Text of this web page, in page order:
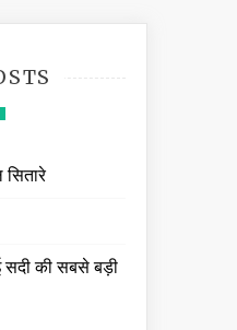
सदी की सबसे बड़ी